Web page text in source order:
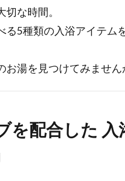
な時間。
る5種類の入浴アイテム
湯を見つけてみません
を配合した